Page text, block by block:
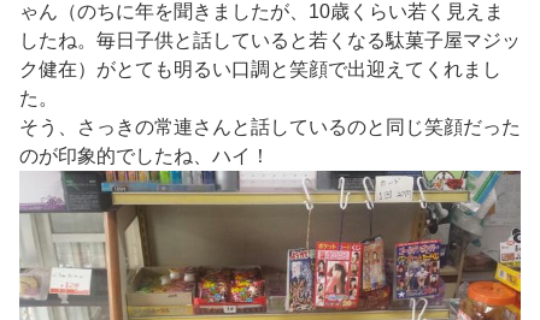
ゃん（のちに年を聞きましたが、10歳くらい若く見えま
したね。毎日子供と話していると若くなる駄菓子屋マジッ
ク健在）がとても明るい口調と笑顔で出迎えてくれまし
た。
そう、さっきの常連さんと話しているのと同じ笑顔だった
のが印象的でしたね、ハイ！